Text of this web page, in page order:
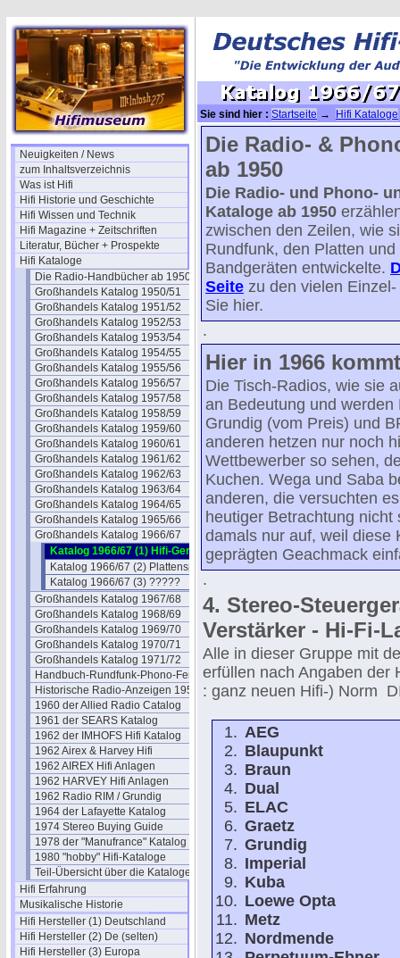
Neuigkeiten / News
zum Inhaltsverzeichnis
Was ist Hifi
Hifi Historie und Geschichte
Hifi Wissen und Technik
Hifi Magazine + Zeitschriften
Literatur, Bücher + Prospekte
Hifi Kataloge
Die Radio-Handbücher ab 1950
Großhandels Katalog 1950/51
Großhandels Katalog 1951/52
Großhandels Katalog 1952/53
Großhandels Katalog 1953/54
Großhandels Katalog 1954/55
Großhandels Katalog 1955/56
Großhandels Katalog 1956/57
Großhandels Katalog 1957/58
Großhandels Katalog 1958/59
Großhandels Katalog 1959/60
Großhandels Katalog 1960/61
Großhandels Katalog 1961/62
Großhandels Katalog 1962/63
Großhandels Katalog 1963/64
Großhandels Katalog 1964/65
Großhandels Katalog 1965/66
Großhandels Katalog 1966/67
Katalog 1966/67 (1) Hifi-Geräte
Katalog 1966/67 (2) Plattensp.
Katalog 1966/67 (3) ?????
Großhandels Katalog 1967/68
Großhandels Katalog 1968/69
Großhandels Katalog 1969/70
Großhandels Katalog 1970/71
Großhandels Katalog 1971/72
Handbuch-Rundfunk-Phono-Fernseh
Historische Radio-Anzeigen 1950
1960 der Allied Radio Catalog
1961 der SEARS Katalog
1962 der IMHOFS Hifi Katalog
1962 Airex & Harvey Hifi
1962 AIREX Hifi Anlagen
1962 HARVEY Hifi Anlagen
1962 Radio RIM / Grundig
1964 der Lafayette Katalog
1974 Stereo Buying Guide
1978 der "Manufrance" Katalog
1980 "hobby" Hifi-Kataloge
Teil-Übersicht über die Kataloge
Hifi Erfahrung
Musikalische Historie
Hifi Hersteller (1) Deutschland
Hifi Hersteller (2) De (selten)
Hifi Hersteller (3) Europa
Sie sind hier : Startseite → Hifi Kataloge
Geräte
Die Radio- &
ab 1950
Die Radio- und Phono-
Kataloge ab 1950
zwischen den Zeilen, wie
Rundfunk, den Platten und
Bandgeräten entwickelte.
Seite zu den vielen
Sie hier.
.
Hier in 1966
Die Tisch-Radios, wie sie
an Bedeutung und
Grundig (vom Preis) und
anderen hetzen nur noch
Wettbewerber so sehen,
Kuchen. Wega und Saba
anderen, die versuchten
heutiger Betrachtung
damals nur auf, weil diese
geprägten Geachmack
.
4. Stereo-
Verstärker - Hi-Fi-
Alle in dieser Gruppe mit
erfüllen nach Angaben der
: ganz neuen Hifi-) Norm
AEG
Blaupunkt
Braun
Dual
ELAC
Graetz
Grundig
Imperial
Kuba
Loewe Opta
Metz
Nordmende